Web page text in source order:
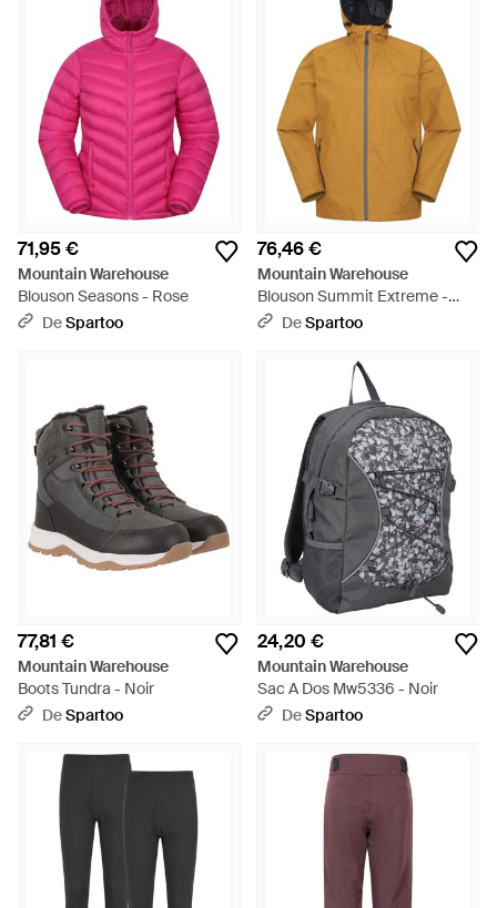
71,95 €
Mountain Warehouse
Blouson Seasons - Rose
DeSpartoo
76,46 €
Mountain Warehouse
Blouson Summit Extreme -
Métallisé
DeSpartoo
77,81 €
Mountain Warehouse
Boots Tundra - Noir
DeSpartoo
24,20 €
Mountain Warehouse
Sac A Dos Mw5336 - Noir
DeSpartoo